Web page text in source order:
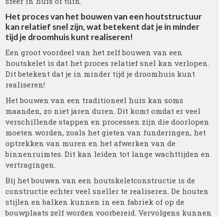
Het proces van het bouwen van een houtstructuur
kan relatief snel zijn, wat betekent dat je in minder
tijd je droomhuis kunt realiseren!
Een groot voordeel van het zelf bouwen van een
houtskelet is dat het proces relatief snel kan verlopen.
Dit betekent dat je in minder tijd je droomhuis kunt
realiseren!
Het bouwen van een traditioneel huis kan soms
maanden, zo niet jaren duren. Dit komt omdat er veel
verschillende stappen en processen zijn die doorlopen
moeten worden, zoals het gieten van funderingen, het
optrekken van muren en het afwerken van de
binnenruimtes. Dit kan leiden tot lange wachttijden en
vertragingen.
Bij het bouwen van een houtskeletconstructie is de
constructie echter veel sneller te realiseren. De houten
stijlen en balken kunnen in een fabriek of op de
bouwplaats zelf worden voorbereid. Vervolgens kunnen